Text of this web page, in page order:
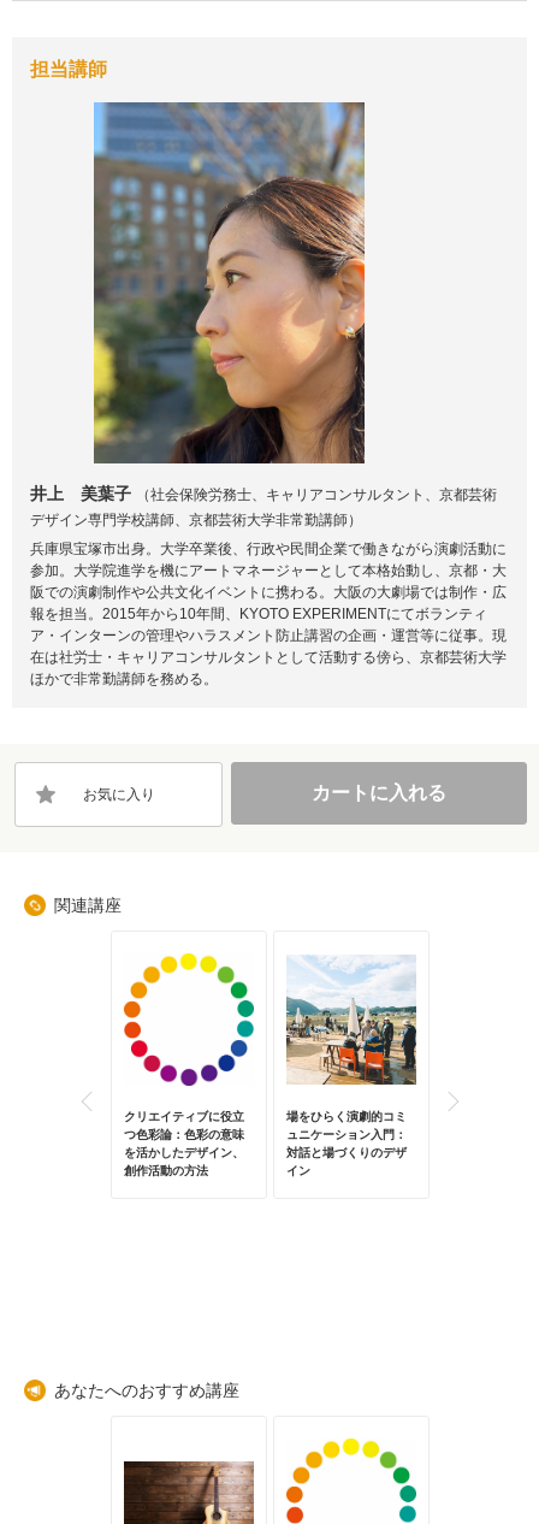
担当講師
井上 美葉子
（社会保険労務士、キャリアコンサルタント、京都芸術
デザイン専門学校講師、京都芸術大学非常勤講師）
兵庫県宝塚市出身。大学卒業後、行政や民間企業で働きながら演劇活動に
参加。大学院進学を機にアートマネージャーとして本格始動し、京都・大
阪での演劇制作や公共文化イベントに携わる。大阪の大劇場では制作・広
報を担当。2015年から10年間、KYOTO EXPERIMENTにてボランティ
ア・インターンの管理やハラスメント防止講習の企画・運営等に従事。現
在は社労士・キャリアコンサルタントとして活動する傍ら、京都芸術大学
ほかで非常勤講師を務める。
お気に入り カートに入れる
関連講座
クリエイティブに役立
つ色彩論：色彩の意味
を活かしたデザイン、
創作活動の方法
場をひらく演劇的コミ
ュニケーション入門：
対話と場づくりのデザ
イン
あなたへのおすすめ講座